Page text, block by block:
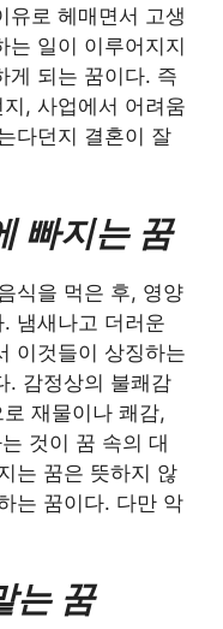
유로 헤매면서 고생
는 일이 이루어지지
게 되는 꿈이다. 즉
, 사업에서 어려움
다던지 결혼이 잘
빠지는 꿈
식을 먹은 후, 영양
냄새나고 더러운
이것들이 상징하는
. 감정상의 불쾌감
재물이나 쾌감,
것이 꿈 속의 대
는 꿈은 뜻하지 않
는 꿈이다. 다만 악
는 꿈